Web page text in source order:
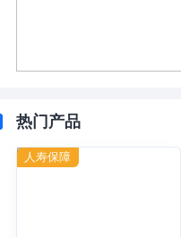
热门产品
人寿保障